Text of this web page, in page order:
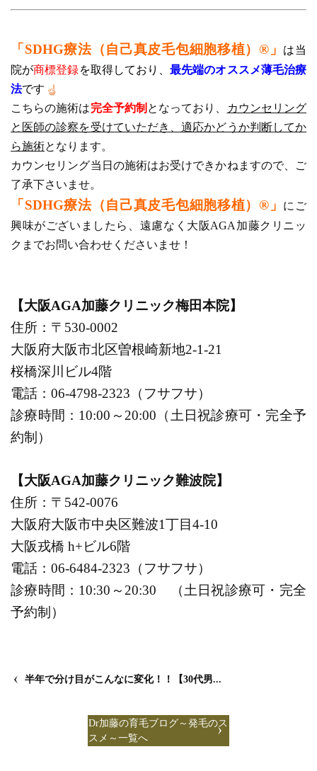
「SDHG療法（自己真皮毛包細胞移植）®」
は当
院が商標登録を取得しており、最先端のオススメ薄毛治療
法です
こちらの施術は完全予約制 となっており、
カウンセリング
と医師の診察を受けていただき、適応かどうか判断してか
ら施術となります。
カウンセリング当日の施術はお受けできかねますので、ご
了承下さいませ。
「SDHG療法（自己真皮毛包細胞移植）®」
にご
興味がございましたら、遠慮なく大阪AGA加藤クリニッ
クまでお問い合わせくださいませ！
【大阪AGA加藤クリニック梅田本院】
住所：〒530-0002
大阪府大阪市北区曽根崎新地2-1-21
桜橋深川ビル4階
電話：06-4798-2323（フサフサ）
診療時間：10:00～20:00（土日祝診療可・完全予
約制）
【大阪AGA加藤クリニック難波院】
住所：〒542-0076
大阪府大阪市中央区難波1丁目4-10
大阪戎橋 h+ビル6階
電話：06-6484-2323（フサフサ）
診療時間：10:30～20:30 （土日祝診療可・完全
予約制）
半年で分け目がこんなに変化！！【30代男...
Dr加藤の育毛ブログ～発毛のス
スメ～一覧へ